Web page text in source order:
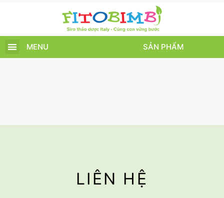
MENU SẢN PHẨM
LIÊN HỆ